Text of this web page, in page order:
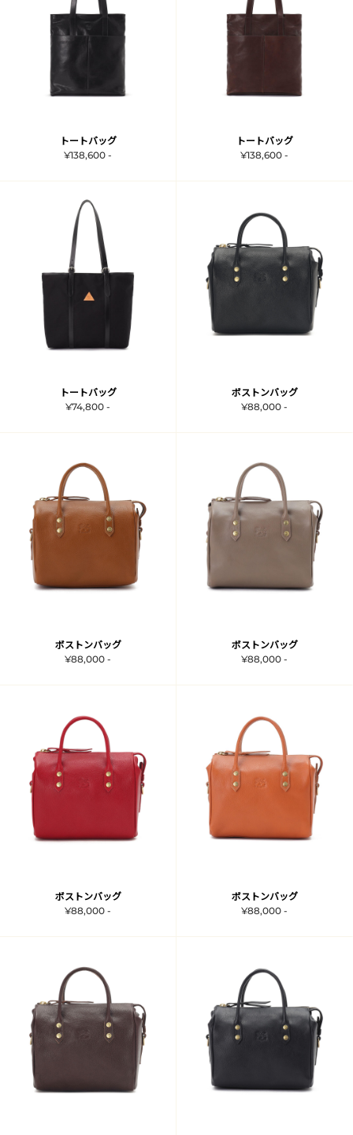
トートバッグ
¥138,600 -
トートバッグ
¥138,600 -
トートバッグ
¥74,800 -
ボストンバッグ
¥88,000 -
ボストンバッグ
¥88,000 -
ボストンバッグ
¥88,000 -
ボストンバッグ
¥88,000 -
ボストンバッグ
¥88,000 -